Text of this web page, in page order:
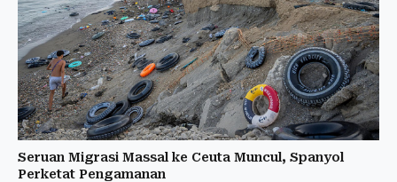
Seruan Migrasi Massal ke Ceuta Muncul, Spanyol
Perketat Pengamanan